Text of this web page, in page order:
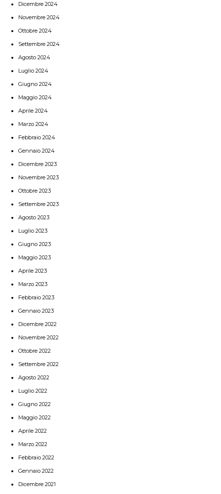
Dicembre 2024
Novembre 2024
Ottobre 2024
Settembre 2024
Agosto 2024
Luglio 2024
Giugno 2024
Maggio 2024
Aprile 2024
Marzo 2024
Febbraio 2024
Gennaio 2024
Dicembre 2023
Novembre 2023
Ottobre 2023
Settembre 2023
Agosto 2023
Luglio 2023
Giugno 2023
Maggio 2023
Aprile 2023
Marzo 2023
Febbraio 2023
Gennaio 2023
Dicembre 2022
Novembre 2022
Ottobre 2022
Settembre 2022
Agosto 2022
Luglio 2022
Giugno 2022
Maggio 2022
Aprile 2022
Marzo 2022
Febbraio 2022
Gennaio 2022
Dicembre 2021